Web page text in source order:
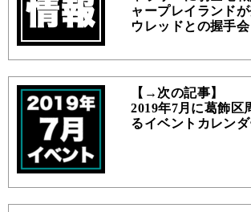
ャープレイランド
ウレッドとの握手会
【→次の記事】
2019年7月に葛飾区
るイベントカレンダ